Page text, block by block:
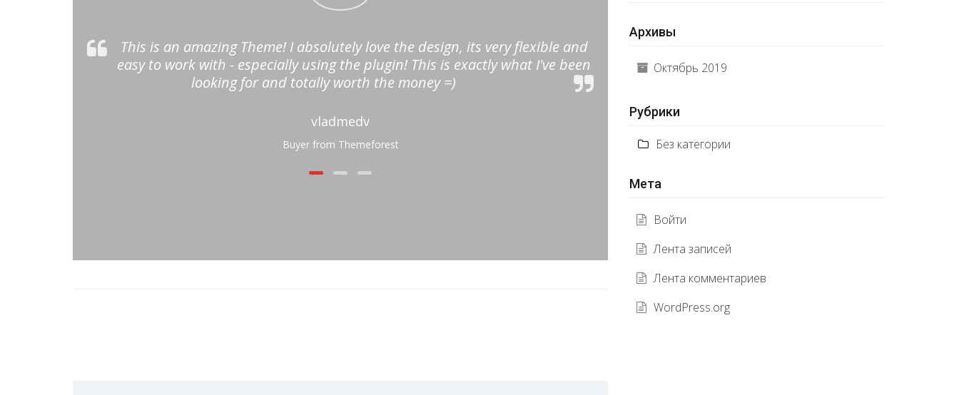
This is an amazing Theme! I absolutely love the design, its very flexible and
easy to work with - especially using the plugin! This is exactly what I've been
looking for and totally worth the money =)
vladmedv
Buyer from Themeforest
customize, also loading pages very fast. Support is
Архивы
Октябрь 2019
Рубрики
Без категории
Мета
Войти
Лента записей
Лента комментариев
WordPress.org